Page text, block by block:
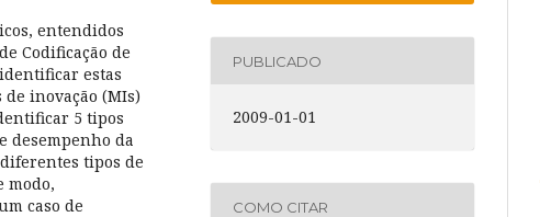
entendidos
Codificação de
estas
inovação (MIs)
5 tipos
desempenho da
tipos de
modo,
caso de
PUBLICADO
2009-01-01
COMO CITAR